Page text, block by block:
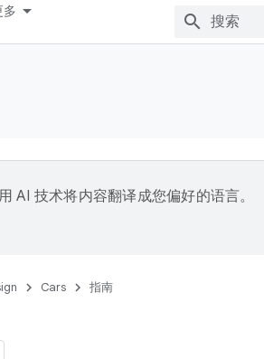
多
AI 技术将内容翻译成您偏好的语言。
Cars 指南